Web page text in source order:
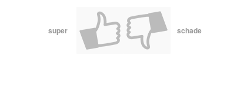
super schade